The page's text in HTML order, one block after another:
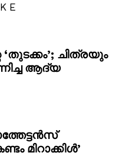
ചിത്രയും
ആദ്യ
മിറാക്കിൾ’